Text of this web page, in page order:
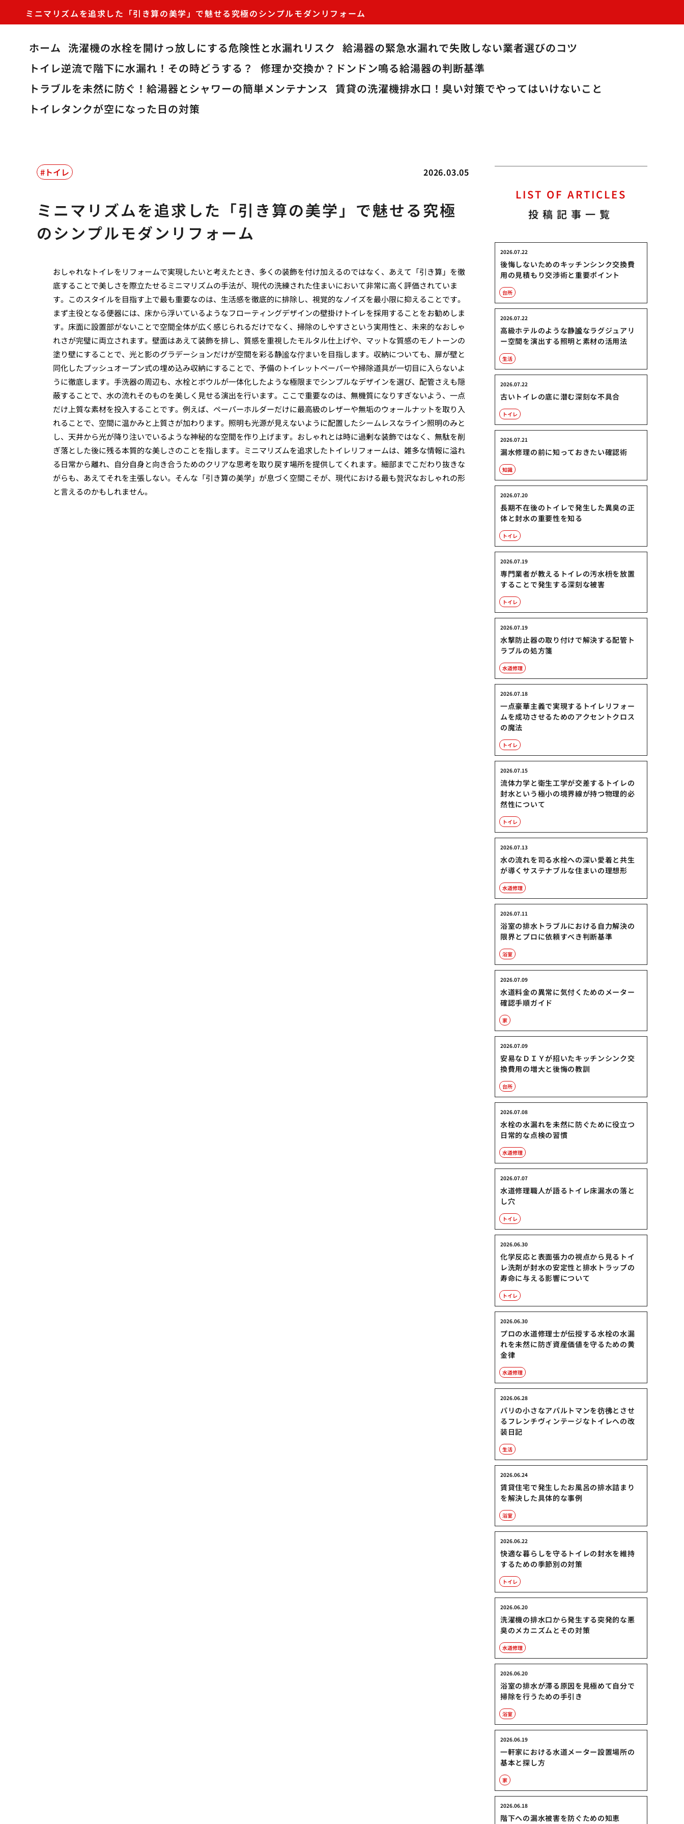
ミニマリズムを追求した「引き算の美学」で魅せる究極のシンプルモダンリフォーム
ホーム 洗濯機の水栓を開けっ放しにする危険性と水漏れリスク 給湯器の緊急水漏れで失敗しない業者選びのコツ
トイレ逆流で階下に水漏れ！その時どうする？
修理か交換か？ドンドン鳴る給湯器の判断基準
トラブルを未然に防ぐ！給湯器とシャワーの簡単メンテナンス 賃貸の洗濯機排水口！臭い対策でやってはいけないこと
トイレタンクが空になった日の対策
2026.03.05
トイレ
ミニマリズムを追求した「引き算の美学」で魅せる究極
のシンプルモダンリフォーム
おしゃれなトイレをリフォームで実現したいと考えたとき、多くの装飾を付け加えるのではなく、あえて「引き算」を徹
底することで美しさを際立たせるミニマリズムの手法が、現代の洗練された住まいにおいて非常に高く評価されていま
す。このスタイルを目指す上で最も重要なのは、生活感を徹底的に排除し、視覚的なノイズを最小限に抑えることです。
まず主役となる便器には、床から浮いているようなフローティングデザインの壁掛けトイレを採用することをお勧めしま
す。床面に設置部がないことで空間全体が広く感じられるだけでなく、掃除のしやすさという実用性と、未来的なおしゃ
れさが完璧に両立されます。壁面はあえて装飾を排し、質感を重視したモルタル仕上げや、マットな質感のモノトーンの
塗り壁にすることで、光と影のグラデーションだけが空間を彩る静謐な佇まいを目指します。収納についても、扉が壁と
同化したプッシュオープン式の埋め込み収納にすることで、予備のトイレットペーパーや掃除道具が一切目に入らないよ
うに徹底します。手洗器の周辺も、水栓とボウルが一体化したような極限までシンプルなデザインを選び、配管さえも隠
蔽することで、水の流れそのものを美しく見せる演出を行います。ここで重要なのは、無機質になりすぎないよう、一点
だけ上質な素材を投入することです。例えば、ペーパーホルダーだけに最高級のレザーや無垢のウォールナットを取り入
れることで、空間に温かみと上質さが加わります。照明も光源が見えないように配置したシームレスなライン照明のみと
し、天井から光が降り注いでいるような神秘的な空間を作り上げます。おしゃれとは時に過剰な装飾ではなく、無駄を削
ぎ落とした後に残る本質的な美しさのことを指します。ミニマリズムを追求したトイレリフォームは、雑多な情報に溢れ
る日常から離れ、自分自身と向き合うためのクリアな思考を取り戻す場所を提供してくれます。細部までこだわり抜きな
がらも、あえてそれを主張しない。そんな「引き算の美学」が息づく空間こそが、現代における最も贅沢なおしゃれの形
と言えるのかもしれません。
LIST OF ARTICLES
投稿記事一覧
後悔しないためのキッチンシンク交換費
用の見積もり交渉術と重要ポイント
2026.07.22
台所
高級ホテルのような静謐なラグジュアリ
ー空間を演出する照明と素材の活用法
2026.07.22
生活
古いトイレの底に潜む深刻な不具合
2026.07.22
トイレ
漏水修理の前に知っておきたい確認術
2026.07.21
知識
長期不在後のトイレで発生した異臭の正
体と封水の重要性を知る
2026.07.20
トイレ
専門業者が教えるトイレの汚水枡を放置
することで発生する深刻な被害
2026.07.19
トイレ
水撃防止器の取り付けで解決する配管ト
ラブルの処方箋
2026.07.19
水道修理
一点豪華主義で実現するトイレリフォー
ムを成功させるためのアクセントクロス
の魔法
2026.07.18
トイレ
流体力学と衛生工学が交差するトイレの
封水という極小の境界線が持つ物理的必
然性について
2026.07.15
トイレ
水の流れを司る水栓への深い愛着と共生
が導くサステナブルな住まいの理想形
2026.07.13
水道修理
浴室の排水トラブルにおける自力解決の
限界とプロに依頼すべき判断基準
2026.07.11
浴室
水道料金の異常に気付くためのメーター
確認手順ガイド
2026.07.09
家
安易なＤＩＹが招いたキッチンシンク交
換費用の増大と後悔の教訓
2026.07.09
台所
水栓の水漏れを未然に防ぐために役立つ
日常的な点検の習慣
2026.07.08
水道修理
水道修理職人が語るトイレ床漏水の落と
し穴
2026.07.07
トイレ
化学反応と表面張力の視点から見るトイ
レ洗剤が封水の安定性と排水トラップの
寿命に与える影響について
2026.06.30
トイレ
プロの水道修理士が伝授する水栓の水漏
れを未然に防ぎ資産価値を守るための黄
金律
2026.06.30
水道修理
パリの小さなアパルトマンを彷彿とさせ
るフレンチヴィンテージなトイレへの改
装日記
2026.06.28
生活
賃貸住宅で発生したお風呂の排水詰まり
を解決した具体的な事例
2026.06.24
浴室
快適な暮らしを守るトイレの封水を維持
するための季節別の対策
2026.06.22
トイレ
洗濯機の排水口から発生する突発的な悪
臭のメカニズムとその対策
2026.06.20
水道修理
浴室の排水が滞る原因を見極めて自分で
掃除を行うための手引き
2026.06.20
浴室
一軒家における水道メーター設置場所の
基本と探し方
2026.06.19
家
階下への漏水被害を防ぐための知恵
2026.06.18